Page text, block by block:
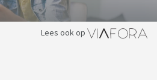
Lees ook op